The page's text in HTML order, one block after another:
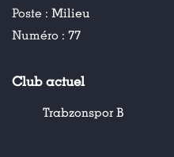
Poste : Milieu
Numéro : 77
Club actuel
Trabzonspor B